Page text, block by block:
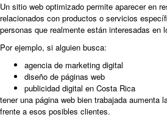
Un sitio web optimizado permite aparecer en
relacionados con productos o servicios
personas que realmente están interesadas en
Por ejemplo, si alguien busca:
agencia de marketing digital
diseño de páginas web
publicidad digital en Costa Rica
tener una página web bien trabajada aumenta
frente a esos posibles clientes.